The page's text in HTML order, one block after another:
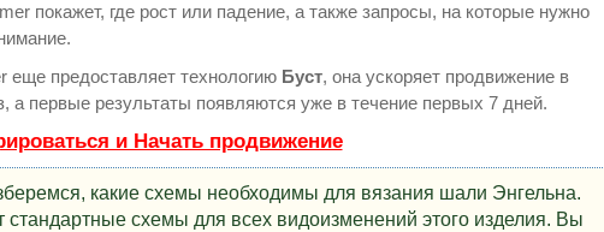
покажет, где рост или падение, а также запросы, на которые нужно
еще предоставляет технологию Буст, она ускоряет продвижение в
а первые результаты появляются уже в течение первых 7 дней.
и Начать продвижение
какие схемы необходимы для вязания шали Энгельна.
схемы для всех видоизменений этого изделия. Вы